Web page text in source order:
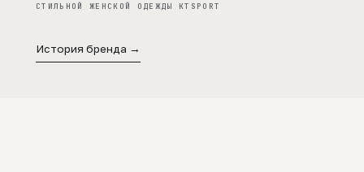
СТИЛЬНОЙ ЖЕНСКОЙ ОДЕЖДЫ KTSPORT
История бренда →